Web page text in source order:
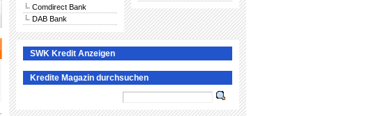
Comdirect Bank
DAB Bank
SWK Kredit Anzeigen
Kredite Magazin durchsuchen